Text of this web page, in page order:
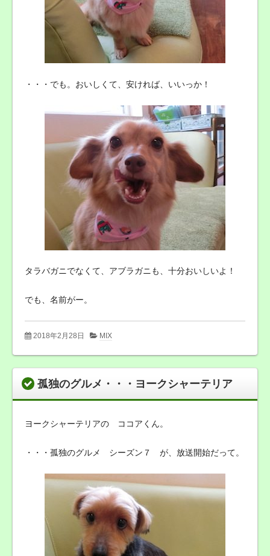
・・・でも。おいしくて、安ければ、いいっか！
タラバガニでなくて、アブラガニも、十分おいしいよ！
でも、名前がー。
2018年2月28日 MIX
孤独のグルメ・・・ヨークシャーテリア
ヨークシャーテリアの ココアくん。
・・・孤独のグルメ シーズン７ が、放送開始だって。